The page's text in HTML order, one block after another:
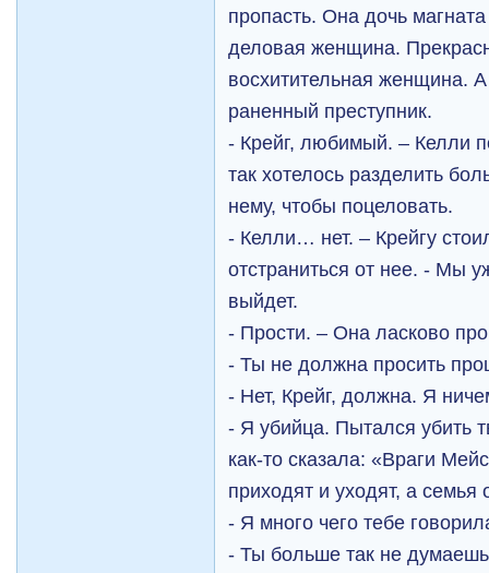
пропасть. Она дочь
деловая женщина.
восхитительная женщина.
раненный преступник.
- Крейг, любимый. – Келли
так хотелось разделить
нему, чтобы поцеловать.
- Келли… нет. – Крейгу
отстраниться от нее. - Мы
выйдет.
- Прости. – Она ласково
- Ты не должна просить
- Нет, Крейг, должна. Я
- Я убийца. Пытался убить
как-то сказала: «Враги
приходят и уходят, а семья
- Я много чего тебе
- Ты больше так не